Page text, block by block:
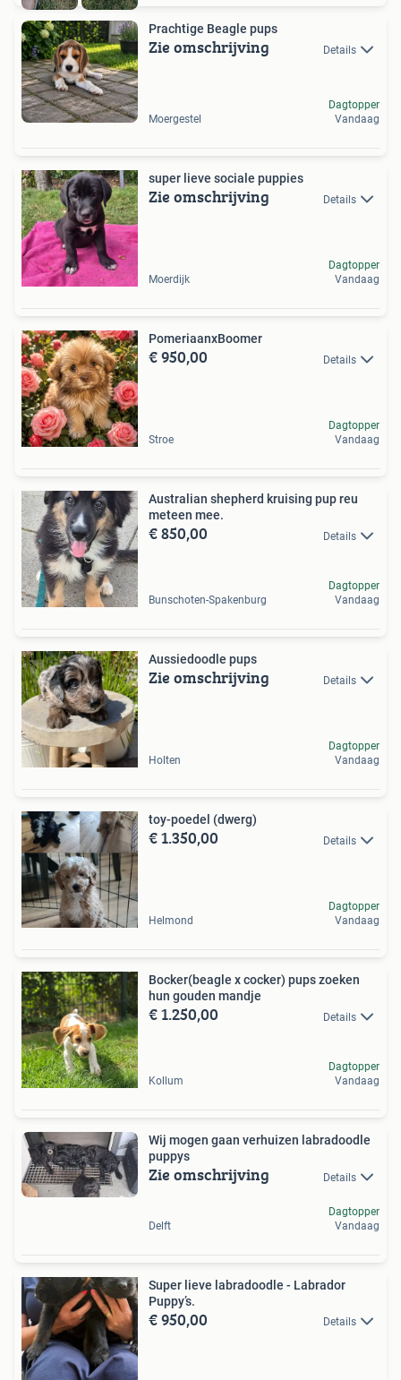
Prachtige Beagle pups
Zie omschrijving Details
Moergestel
Dagtopper
Vandaag
super lieve sociale puppies
Zie omschrijving Details
Moerdijk
Dagtopper
Vandaag
PomeriaanxBoomer
€ 950,00 Details
Stroe
Dagtopper
Vandaag
Australian shepherd kruising pup reu
meteen mee.
€ 850,00 Details
Bunschoten-Spakenburg
Dagtopper
Vandaag
Aussiedoodle pups
Zie omschrijving Details
Holten
Dagtopper
Vandaag
toy-poedel (dwerg)
€ 1.350,00 Details
Helmond
Dagtopper
Vandaag
Bocker(beagle x cocker) pups zoeken
hun gouden mandje
€ 1.250,00 Details
Kollum
Dagtopper
Vandaag
Wij mogen gaan verhuizen labradoodle
puppys
Zie omschrijving Details
Delft
Dagtopper
Vandaag
Super lieve labradoodle - Labrador
Puppy’s.
€ 950,00 Details